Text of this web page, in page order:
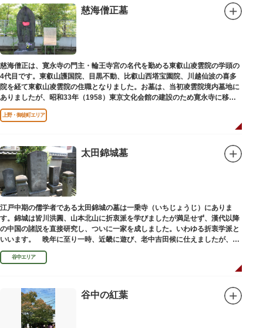
慈海僧正墓
慈海僧正は、寛永寺の門主・輪王寺宮の名代を勤める東叡山凌雲院の学頭の
4代目です。東叡山護国院、目黒不動、比叡山西塔宝園院、川越仙波の喜多
院を経て東叡山凌雲院の住職となりました。お墓は、当初凌雲院境内墓地に
ありましたが、昭和33年（1958）東京文化会館の建設のため寛永寺に移築
されました。
上野・御徒町エリア
太田錦城墓
江戸中期の儒学者である太田錦城の墓は一乗寺（いちじょうじ）にありま
す。錦城は皆川洪圓、山本北山に折衷派を学びましたが満足せず、漢代以降
の中国の諸説を直接研究し、ついに一家を成しました。いわゆる折衷学派と
いいます。 晩年に至り一時、近畿に遊び、老中吉田候に仕えましたが、前
田家に賓使としてまぬかれ、三百石を給せられました。
谷中エリア
谷中の紅葉